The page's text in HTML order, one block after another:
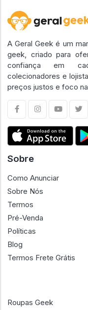
A Geral Geek é um
geek, criado para
confiança em
colecionadores e
preços justos e foco
Sobre
Como Anunciar
Sobre Nós
Termos
Pré-Venda
Políticas
Blog
Termos Frete Grátis
Roupas Geek